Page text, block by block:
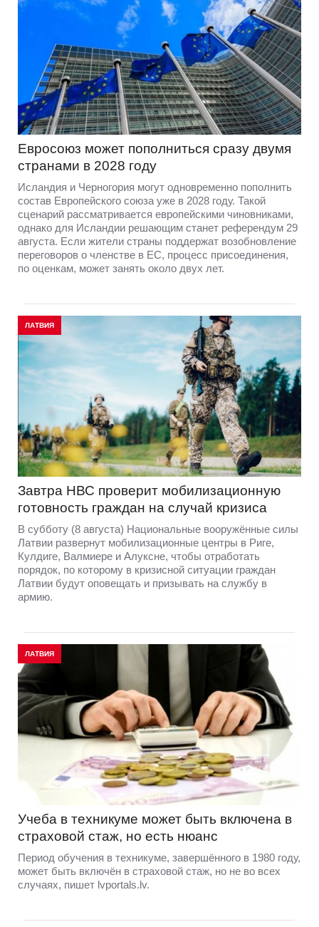
Евросоюз может пополниться сразу двумя
странами в 2028 году
Исландия и Черногория могут одновременно пополнить
состав Европейского союза уже в 2028 году. Такой
сценарий рассматривается европейскими чиновниками,
однако для Исландии решающим станет референдум 29
августа. Если жители страны поддержат возобновление
переговоров о членстве в ЕС, процесс присоединения,
по оценкам, может занять около двух лет.
ЛАТВИЯ
Завтра НВС проверит мобилизационную
готовность граждан на случай кризиса
В субботу (8 августа) Национальные вооружённые силы
Латвии развернут мобилизационные центры в Риге,
Кулдиге, Валмиере и Алуксне, чтобы отработать
порядок, по которому в кризисной ситуации граждан
Латвии будут оповещать и призывать на службу в
армию.
ЛАТВИЯ
Учеба в техникуме может быть включена в
страховой стаж, но есть нюанс
Период обучения в техникуме, завершённого в 1980 году,
может быть включён в страховой стаж, но не во всех
случаях, пишет lvportals.lv.